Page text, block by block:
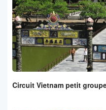
Circuit Vietnam petit